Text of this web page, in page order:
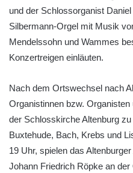
und der Schlossorganist
Silbermann-Orgel mit Musik
Mendelssohn und Wammes
Konzertreigen einläuten.
Nach dem Ortswechsel nach
Organistinnen bzw.
der Schlosskirche Altenburg
Buxtehude, Bach, Krebs und
19 Uhr, spielen das
Johann Friedrich Röpke an